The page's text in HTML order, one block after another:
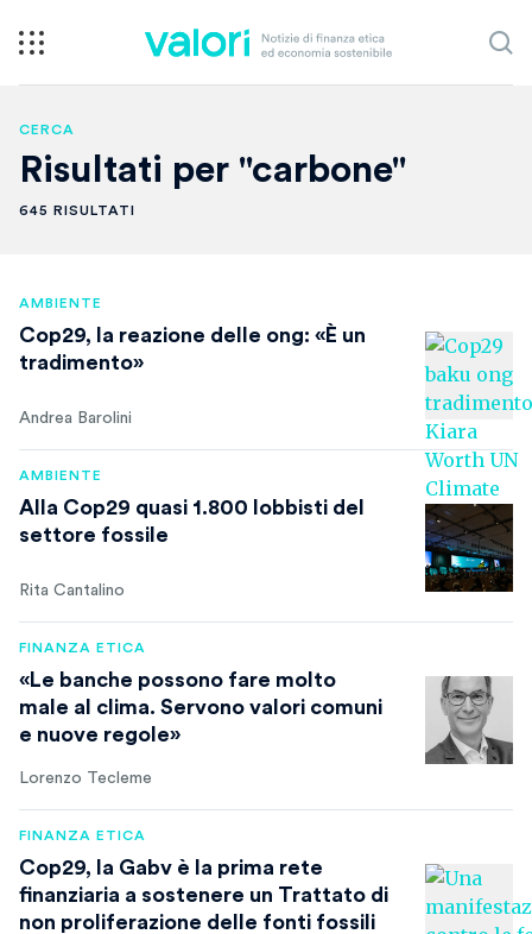
CERCA
Risultati per "carbone"
645 RISULTATI
AMBIENTE
Cop29, la reazione delle ong: «È un
tradimento»
Andrea Barolini
AMBIENTE
Alla Cop29 quasi 1.800 lobbisti del
settore fossile
Rita Cantalino
FINANZA ETICA
«Le banche possono fare molto
male al clima. Servono valori comuni
e nuove regole»
Lorenzo Tecleme
FINANZA ETICA
Cop29, la Gabv è la prima rete
finanziaria a sostenere un Trattato di
non proliferazione delle fonti fossili